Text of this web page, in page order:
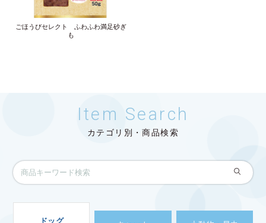
ごほうびセレクト ふわふわ満足砂ぎ
も
Item Search
カテゴリ別・商品検索
ドッグ